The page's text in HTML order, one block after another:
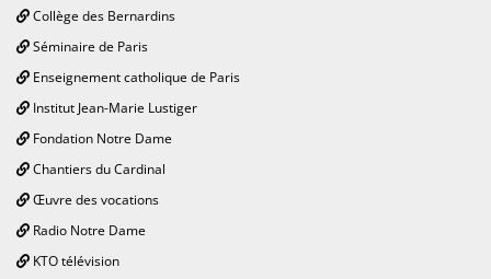
Collège des Bernardins
Séminaire de Paris
Enseignement catholique de Paris
Institut Jean-Marie Lustiger
Fondation Notre Dame
Chantiers du Cardinal
Œuvre des vocations
Radio Notre Dame
KTO télévision